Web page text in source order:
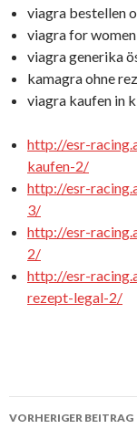
viagra bestellen
viagra for
viagra generika
kamagra ohne
viagra kaufen in
http://esr-
kaufen-2/
http://esr-
3/
http://esr-
2/
http://esr-
rezept-legal-2/
VORHERIGER BEITRAG